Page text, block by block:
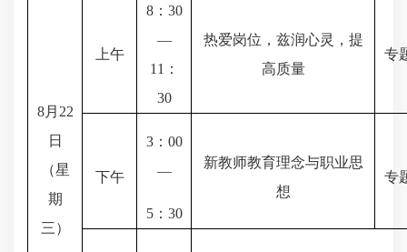
8月 22
日
（星
期
三）
上午
8： 30
—
11 ：
30
热爱岗位，兹润心灵，提
高质量
专
下午
3： 00
—
5： 30
新教师教育理念与职业思
想
专